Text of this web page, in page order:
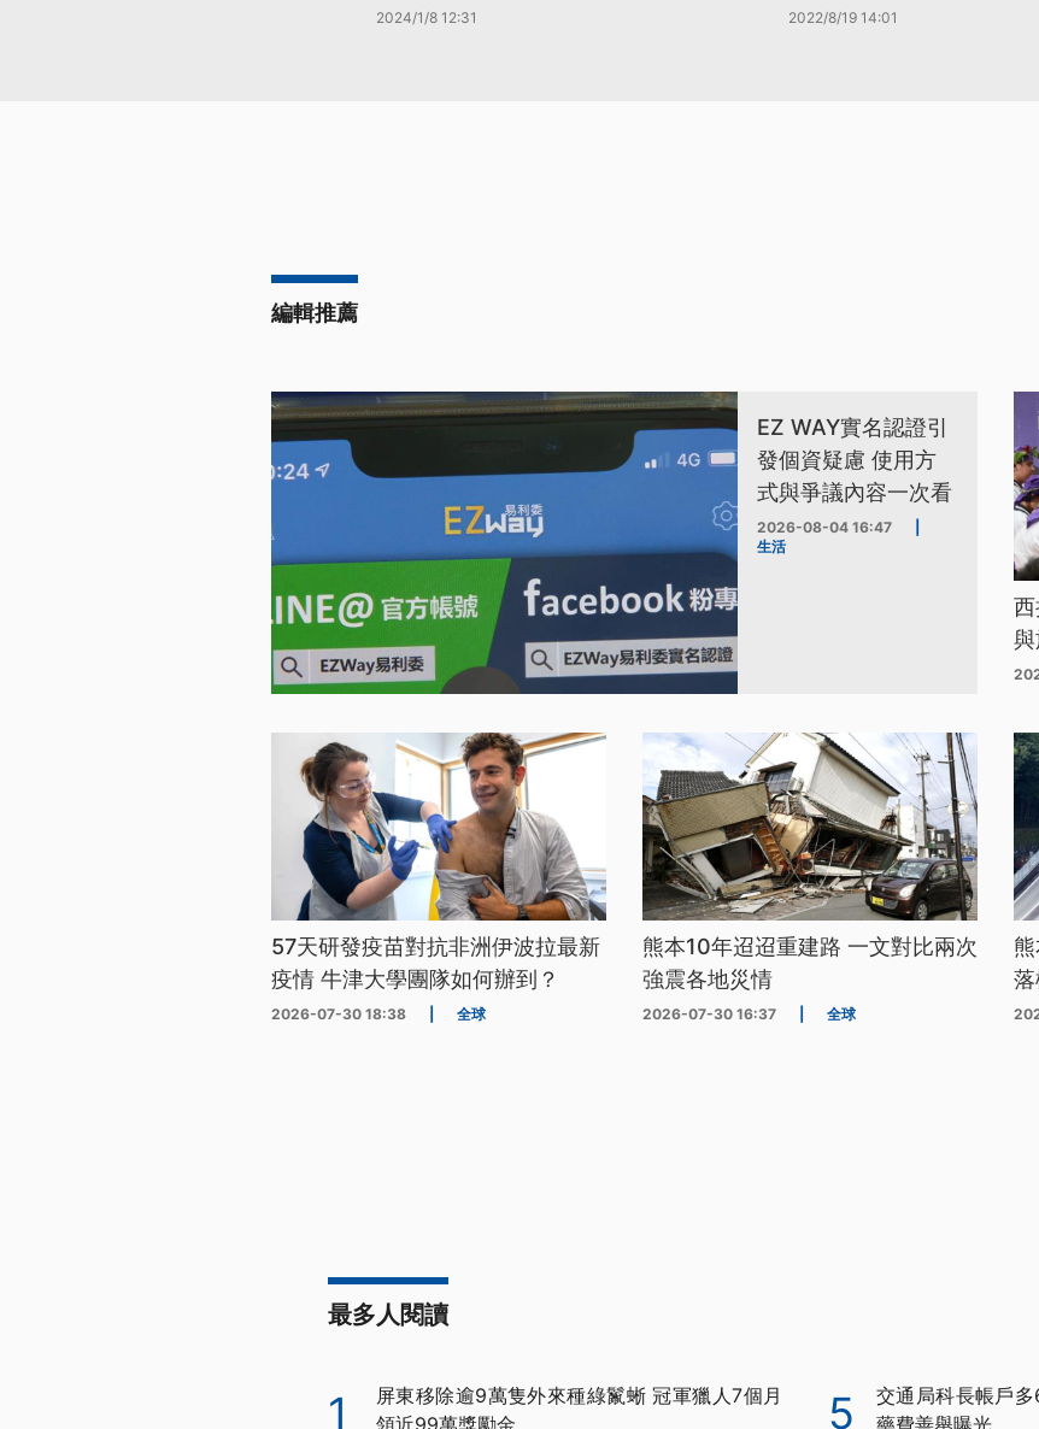
2024/1/8 12:31 2022/8/19 14:01
編輯推薦
EZ WAY實名認證引
發個資疑慮 使用方
式與爭議內容一次看
2026-08-04 16:47
生活
57天研發疫苗對抗非洲伊波拉最新
疫情 牛津大學團隊如何辦到？
2026-07-30 18:38 全球
熊本10年迢迢重建路 一文對比兩次
強震各地災情
2026-07-30 16:37 全球
最多人閱讀
1
屏東移除逾9萬隻外來種綠鬣蜥 冠軍獵人7個月
5
交通局科長帳戶